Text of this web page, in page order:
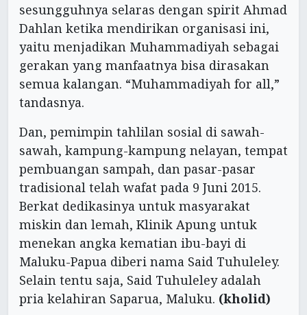
sesungguhnya selaras dengan spirit Ahmad
Dahlan ketika mendirikan organisasi ini,
yaitu menjadikan Muhammadiyah sebagai
gerakan yang manfaatnya bisa dirasakan
semua kalangan. “Muhammadiyah for all,”
tandasnya.
Dan, pemimpin tahlilan sosial di sawah-
sawah, kampung-kampung nelayan, tempat
pembuangan sampah, dan pasar-pasar
tradisional telah wafat pada 9 Juni 2015.
Berkat dedikasinya untuk masyarakat
miskin dan lemah, Klinik Apung untuk
menekan angka kematian ibu-bayi di
Maluku-Papua diberi nama Said Tuhuleley.
Selain tentu saja, Said Tuhuleley adalah
pria kelahiran Saparua, Maluku. (kholid)